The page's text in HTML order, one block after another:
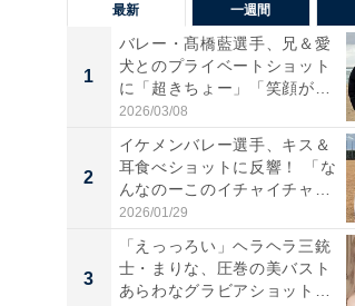
最新 一週間
1
バレー・髙橋藍選手、兄＆愛
犬とのプライベートショット
に「超きちょー」「笑顔が見
れ...
2026/03/08
2
イケメンバレー選手、キス＆
耳食べショットに反響！ 「な
んなのーこのイチャイチャ
感...
2026/01/29
3
「えっっろい」ヘラヘラ三銃
士・まりな、圧巻の美バスト
あらわなグラビアショット公